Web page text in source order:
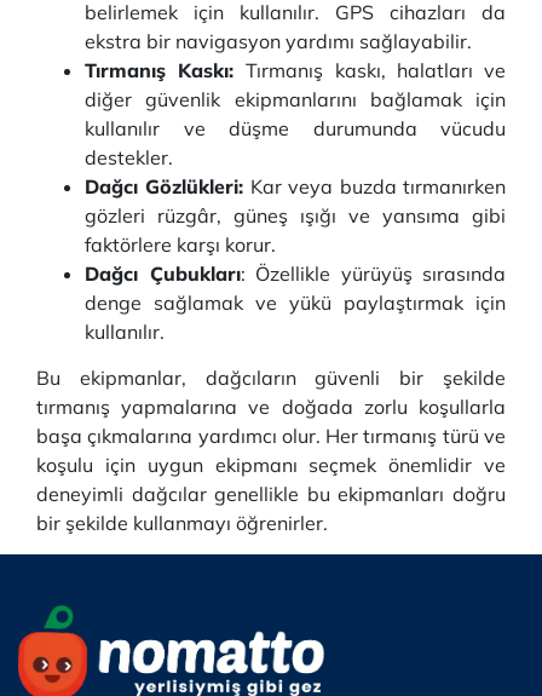
belirlemek için kullanılır. GPS cihazları da
ekstra bir navigasyon yardımı sağlayabilir.
Tırmanış Kaskı:Tırmanış kaskı, halatları ve
diğer güvenlik ekipmanlarını bağlamak için
kullanılır ve düşme durumunda vücudu
destekler.
Dağcı Gözlükleri: Kar veya buzda tırmanırken
gözleri rüzgâr, güneş ışığı ve yansıma gibi
faktörlere karşı korur.
Dağcı Çubukları: Özellikle yürüyüş sırasında
denge sağlamak ve yükü paylaştırmak için
kullanılır.
Bu ekipmanlar, dağcıların güvenli bir şekilde
tırmanış yapmalarına ve doğada zorlu koşullarla
başa çıkmalarına yardımcı olur. Her tırmanış türü ve
koşulu için uygun ekipmanı seçmek önemlidir ve
deneyimli dağcılar genellikle bu ekipmanları doğru
bir şekilde kullanmayı öğrenirler.